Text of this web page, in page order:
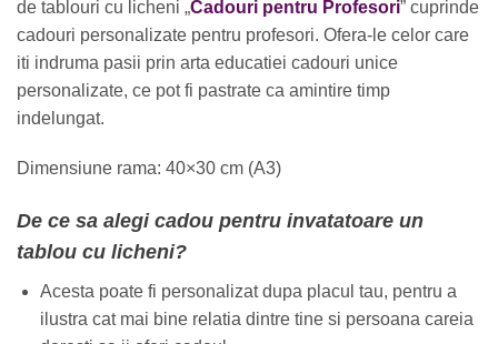
de tablouri cu licheni „Cadouri pentru Profesori” cuprinde
cadouri personalizate pentru profesori. Ofera-le celor care
iti indruma pasii prin arta educatiei cadouri unice
personalizate, ce pot fi pastrate ca amintire timp
indelungat.
Dimensiune rama: 40×30 cm (A3)
De ce sa alegi cadou pentru invatatoare un
tablou cu licheni?
Acesta poate fi personalizat dupa placul tau, pentru a
ilustra cat mai bine relatia dintre tine si persoana careia